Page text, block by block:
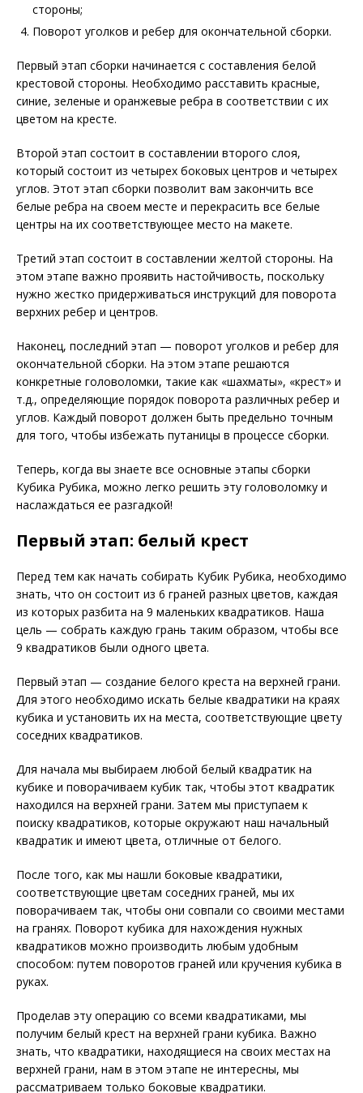
стороны;
Поворот уголков и ребер для окончательной сборки.
Первый этап сборки начинается с составления белой
крестовой стороны. Необходимо расставить красные,
синие, зеленые и оранжевые ребра в соответствии с их
цветом на кресте.
Второй этап состоит в составлении второго слоя,
который состоит из четырех боковых центров и четырех
углов. Этот этап сборки позволит вам закончить все
белые ребра на своем месте и перекрасить все белые
центры на их соответствующее место на макете.
Третий этап состоит в составлении желтой стороны. На
этом этапе важно проявить настойчивость, поскольку
нужно жестко придерживаться инструкций для поворота
верхних ребер и центров.
Наконец, последний этап — поворот уголков и ребер для
окончательной сборки. На этом этапе решаются
конкретные головоломки, такие как «шахматы», «крест» и
т.д., определяющие порядок поворота различных ребер и
углов. Каждый поворот должен быть предельно точным
для того, чтобы избежать путаницы в процессе сборки.
Теперь, когда вы знаете все основные этапы сборки
Кубика Рубика, можно легко решить эту головоломку и
наслаждаться ее разгадкой!
Первый этап: белый крест
Перед тем как начать собирать Кубик Рубика, необходимо
знать, что он состоит из 6 граней разных цветов, каждая
из которых разбита на 9 маленьких квадратиков. Наша
цель — собрать каждую грань таким образом, чтобы все
9 квадратиков были одного цвета.
Первый этап — создание белого креста на верхней грани.
Для этого необходимо искать белые квадратики на краях
кубика и установить их на места, соответствующие цвету
соседних квадратиков.
Для начала мы выбираем любой белый квадратик на
кубике и поворачиваем кубик так, чтобы этот квадратик
находился на верхней грани. Затем мы приступаем к
поиску квадратиков, которые окружают наш начальный
квадратик и имеют цвета, отличные от белого.
После того, как мы нашли боковые квадратики,
соответствующие цветам соседних граней, мы их
поворачиваем так, чтобы они совпали со своими местами
на гранях. Поворот кубика для нахождения нужных
квадратиков можно производить любым удобным
способом: путем поворотов граней или кручения кубика в
руках.
Проделав эту операцию со всеми квадратиками, мы
получим белый крест на верхней грани кубика. Важно
знать, что квадратики, находящиеся на своих местах на
верхней грани, нам в этом этапе не интересны, мы
рассматриваем только боковые квадратики.